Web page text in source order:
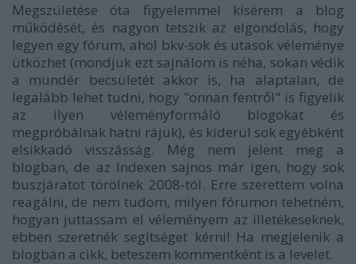
Megszületése óta figyelemmel kísérem a blog
működését, és nagyon tetszik az elgondolás, hogy
legyen egy fórum, ahol bkv-sok és utasok véleménye
ütközhet (mondjuk ezt sajnálom is néha, sokan védik
a mundér becsületét akkor is, ha alaptalan, de
legalább lehet tudni, hogy "onnan fentről" is figyelik
az ilyen véleményformáló blogokat és
megpróbálnak hatni rájuk), és kiderül sok egyébként
elsikkadó visszásság. Még nem jelent meg a
blogban, de az Indexen sajnos már igen, hogy sok
buszjáratot törölnek 2008-tól. Erre szerettem volna
reagálni, de nem tudom, milyen fórumon tehetném,
hogyan juttassam el véleményem az illetékeseknek,
ebben szeretnék segítséget kérni! Ha megjelenik a
blogban a cikk, beteszem kommentként is a levelet.